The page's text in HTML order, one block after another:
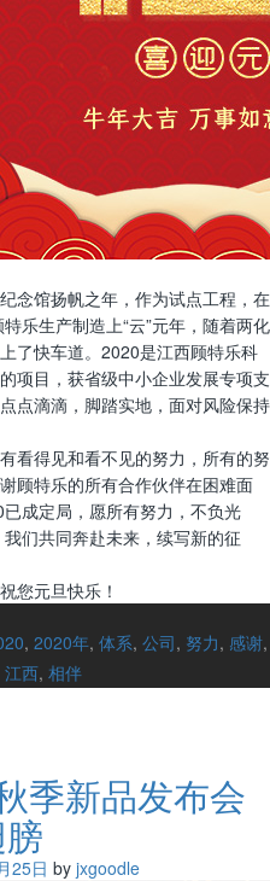
念馆扬帆之年，作为试点工程，在
乐生产制造上“云”元年，随着两化
了快车道。2020是江西顾特乐科
项目，获省级中小企业发展专项支
点滴滴，脚踏实地，面对风险保持
看得见和看不见的努力，所有的努
顾特乐的所有合作伙伴在困难面
成定局，愿所有努力，不负光
们共同奔赴未来，续写新的征
您元旦快乐！
, 2020年, 体系, 公司, 努力, 感谢,
江西, 相伴
季新品发布会
25日 by jxgoodle